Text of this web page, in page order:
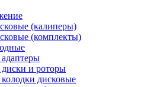
(калиперы)
(комплекты)
и роторы
дисковые